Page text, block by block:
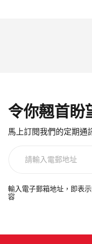
令你翹首盼
馬上訂閱我們的定期通
電
郵
輸入電子郵箱地址，即表
容